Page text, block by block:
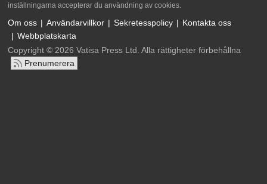
inställningarna accepterar du användning av cookies.
Om oss Användarvillkor Sekretesspolicy
Kontakta oss
Webbplatskarta
Copyright © 2026 Vatisa Press Ltd. Alla rättigheter förbehållna
Prenumerera